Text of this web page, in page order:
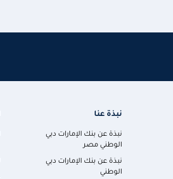
نبذة عنا
نبذة عن بنك الإمارات دبي
الوطني مصر
نبذة عن بنك الإمارات دبي
الوطني